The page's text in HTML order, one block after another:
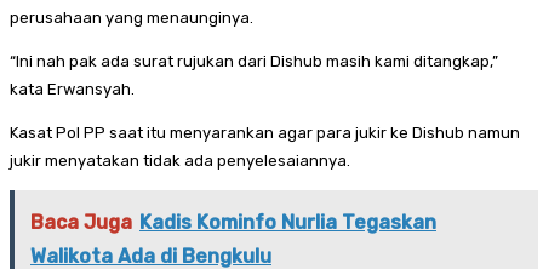
perusahaan yang menaunginya.
“Ini nah pak ada surat rujukan dari Dishub masih kami ditangkap,”
kata Erwansyah.
Kasat Pol PP saat itu menyarankan agar para jukir ke Dishub namun
jukir menyatakan tidak ada penyelesaiannya.
Baca Juga Kadis Kominfo Nurlia Tegaskan
Walikota Ada di Bengkulu